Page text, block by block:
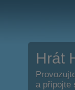
Hrát
a připojte